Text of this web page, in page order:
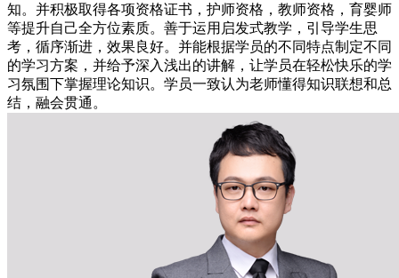
知。并积极取得各项资格证书，护师资格，教师资格，育婴师
等提升自己全方位素质。善于运用启发式教学，引导学生思
考，循序渐进，效果良好。并能根据学员的不同特点制定不同
的学习方案，并给予深入浅出的讲解，让学员在轻松快乐的学
习氛围下掌握理论知识。学员一致认为老师懂得知识联想和总
结，融会贯通。